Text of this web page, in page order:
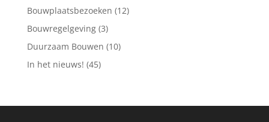
Bouwplaatsbezoeken (12)
Bouwregelgeving(3)
Duurzaam Bouwen (10)
In het nieuws! (45)